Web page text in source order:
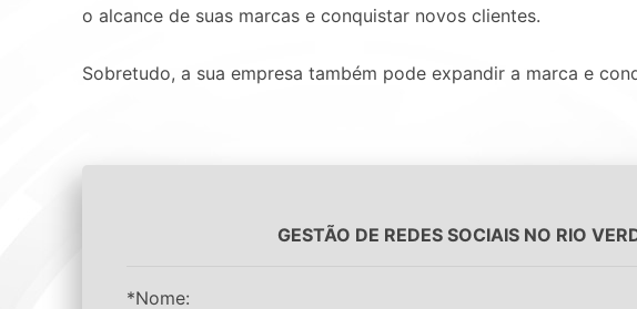
o alcance de suas marcas e conquistar novos clientes.
Sobretudo, a sua empresa também pode expandir a marca e
GESTÃO DE REDES SOCIAIS NO RIO
*Nome: